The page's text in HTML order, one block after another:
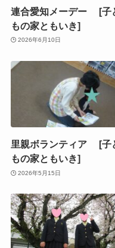
連合愛知メーデー [子
もの家ともいき]
2026年6月10日
里親ボランティア [子
もの家ともいき]
2026年5月15日